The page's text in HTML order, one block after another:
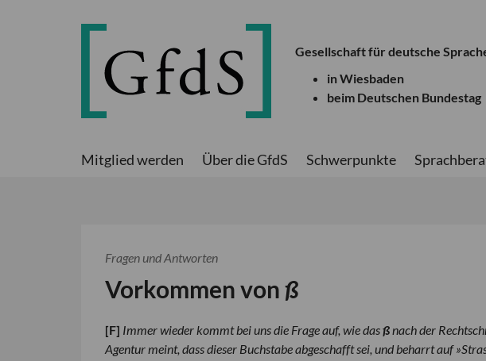
Gesellschaft für deutsche
in Wiesbaden
beim Deutschen Bundestag
Mitglied werden Über die GfdS Schwerpunkte
Fragen und Antworten
Vorkommen vonß
[F] Immer wieder kommt bei uns die Frage auf, wie dasßnach der
Agentur meint, dass dieser Buchstabe abgeschafft sei, und beharrt auf